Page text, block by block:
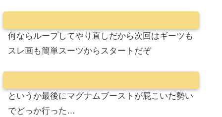
何ならループしてやり直しだから次回はギーツも
スレ画も簡単スーツからスタートだぞ
というか最後にマグナムブーストが屁こいた勢い
でどっか行った…